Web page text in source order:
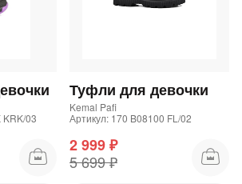
KRK/03
Туфли для девочки
Kemal Pafi
Артикул: 170 B08100 FL/02
2 999 ₽
5 699 ₽
сегодня только
любого банка